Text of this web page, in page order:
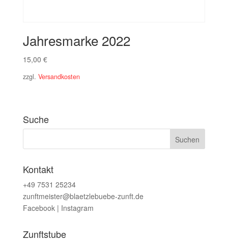
Jahresmarke 2022
15,00 €
zzgl. Versandkosten
Suche
Kontakt
+49 7531 25234
zunftmeister@blaetzlebuebe-zunft.de
Facebook| Instagram
Zunftstube